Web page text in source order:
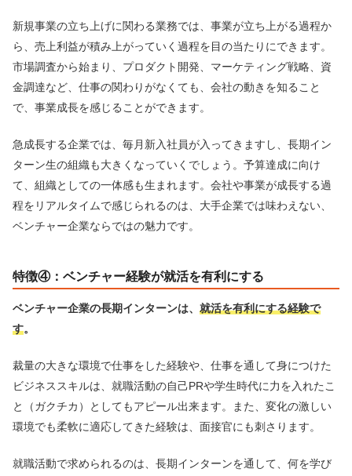
新規事業の立ち上げに関わる業務では、事業が立ち上がる過程か
ら、売上利益が積み上がっていく過程を目の当たりにできます。
市場調査から始まり、プロダクト開発、マーケティング戦略、資
金調達など、仕事の関わりがなくても、会社の動きを知ること
で、事業成長を感じることができます。
急成長する企業では、毎月新入社員が入ってきますし、長期イン
ターン生の組織も大きくなっていくでしょう。予算達成に向け
て、組織としての一体感も生まれます。会社や事業が成長する過
程をリアルタイムで感じられるのは、大手企業では味わえない、
ベンチャー企業ならではの魅力です。
特徴④：ベンチャー経験が就活を有利にする
ベンチャー企業の長期インターンは、 就活を有利にする経験で
す。
裁量の大きな環境で仕事をした経験や、仕事を通して身につけた
ビジネススキルは、就職活動の自己PRや学生時代に力を入れたこ
と（ガクチカ）としてもアピール出来ます。また、変化の激しい
環境でも柔軟に適応してきた経験は、面接官にも刺さります。
就職活動で求められるのは、長期インターンを通して、何を学び